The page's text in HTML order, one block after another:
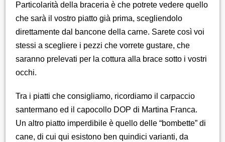
Particolarità della braceria è che potrete vedere quello
che sarà il vostro piatto già prima, scegliendolo
direttamente dal bancone della carne. Sarete così voi
stessi a scegliere i pezzi che vorrete gustare, che
saranno prelevati per la cottura alla brace sotto i vostri
occhi.
Tra i piatti che consigliamo, ricordiamo il carpaccio
santermano ed il capocollo DOP di Martina Franca.
Un altro piatto imperdibile è quello delle “bombette” di
cane, di cui qui esistono ben quindici varianti, da